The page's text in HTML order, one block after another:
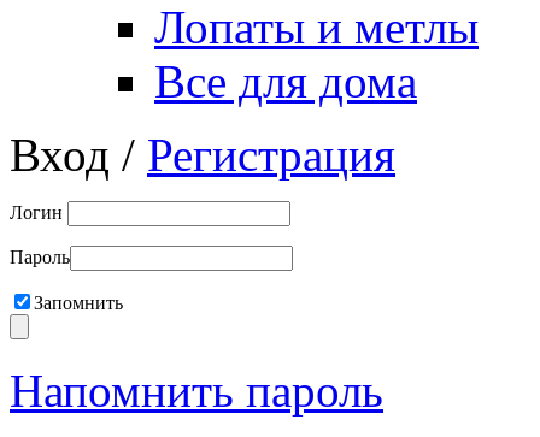
Лопаты и метлы
Все для дома
Вход / Регистрация
Логин
Пароль
Запомнить
Напомнить пароль